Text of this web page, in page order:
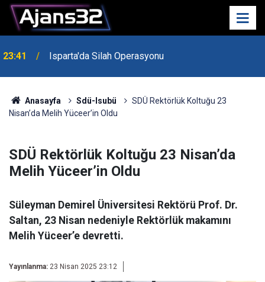
23:41
Isparta'da Silah Operasyonu
Anasayfa Sdü-Isubü
SDÜ Rektörlük Koltuğu 23
Nisan’da Melih Yüceer’in Oldu
SDÜ Rektörlük Koltuğu 23 Nisan’da
Melih Yüceer’in Oldu
Süleyman Demirel Üniversitesi Rektörü Prof. Dr.
Saltan, 23 Nisan nedeniyle Rektörlük makamını
Melih Yüceer’e devretti.
Yayınlanma: 23 Nisan 2025 23:12